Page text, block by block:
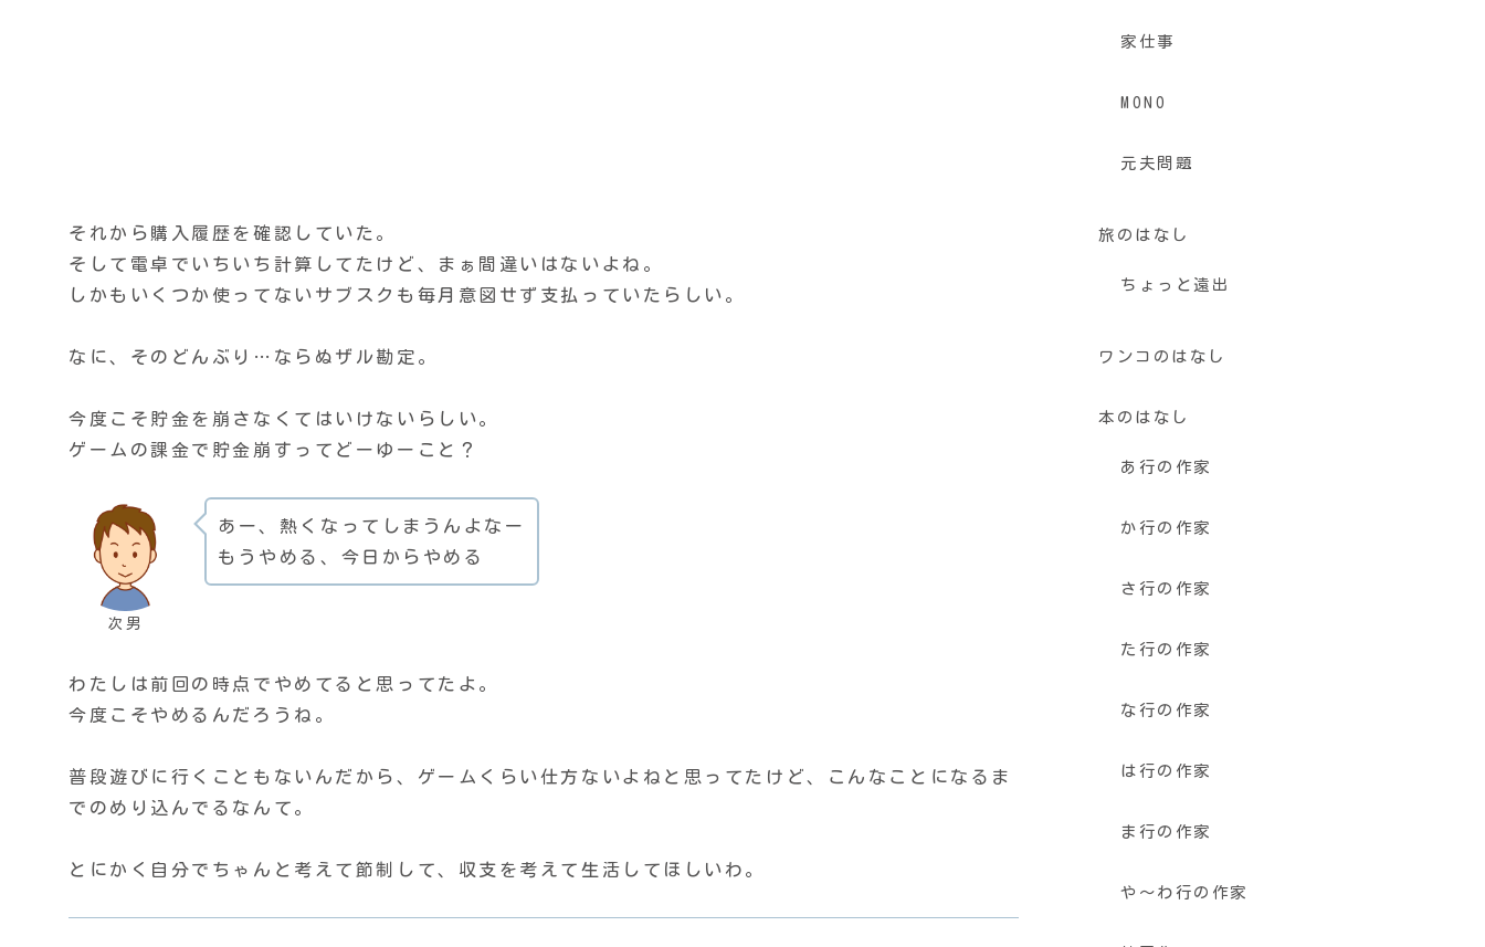
それから購入履歴を確認していた。
そして電卓でいちいち計算してたけど、まぁ間違いはないよね。
しかもいくつか使ってないサブスクも毎月意図せず支払っていたらしい。
なに、そのどんぶり…ならぬザル勘定。
今度こそ貯金を崩さなくてはいけないらしい。
ゲームの課金で貯金崩すってどーゆーこと？
次男
あー、熱くなってしまうんよなー
もうやめる、今日からやめる
わたしは前回の時点でやめてると思ってたよ。
今度こそやめるんだろうね。
普段遊びに行くこともないんだから、ゲームくらい仕方ないよねと思ってたけど、こんなことになるま
でのめり込んでるなんて。
とにかく自分でちゃんと考えて節制して、収支を考えて生活してほしいわ。
家仕事
MONO
元夫問題
旅のはなし
ちょっと遠出
ワンコのはなし
本のはなし
あ行の作家
か行の作家
さ行の作家
た行の作家
な行の作家
は行の作家
ま行の作家
や〜わ行の作家